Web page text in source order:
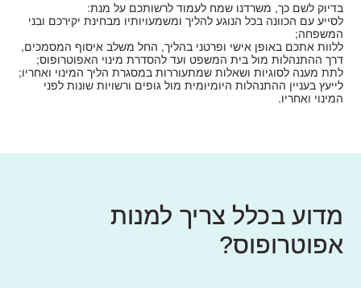
בדיוק לשם כך, משרדנו שמח לעמוד לרשותכם על מנת:
לסייע עם הכוונה בכל הנוגע להליך ומשמעויותיו מבחינת יקירכם ובני
המשפחה;
ללוות אתכם באופן אישי ופרטני בהליך, החל משלב איסוף המסמכים,
דרך ההתנהלות מול בית המשפט ועד להסדרת מינוי האפוטרופוס;
לתת מענה לסוגיות ושאלות שמתעוררות במסגרת הליך המינוי ואחריו;
לייעץ בעניין ההתנהלות היומיומית מול גופים ורשויות שונות לפני
המינוי ואחריו.
מדוע בכלל צריך למנות
אפוטרופוס?